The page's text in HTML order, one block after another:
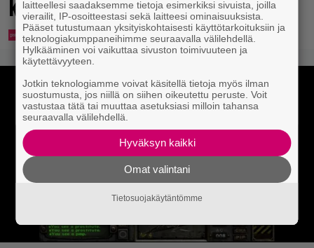
kansansairauteen
laitteellesi saadaksemme tietoja esimerkiksi sivuista, joilla
vierailit, IP-osoitteestasi sekä laitteesi ominaisuuksista.
Pääset tutustumaan yksityiskohtaisesti käyttötarkoituksiin ja
teknologiakumppaneihimme seuraavalla välilehdellä.
Hylkääminen voi vaikuttaa sivuston toimivuuteen ja
käytettävyyteen.
Jotkin teknologiamme voivat käsitellä tietoja myös ilman
suostumusta, jos niillä on siihen oikeutettu peruste. Voit
vastustaa tätä tai muuttaa asetuksiasi milloin tahansa
seuraavalla välilehdellä.
Hyväksyn kaikki
Omat valintani
Tietosuojakäytäntömme